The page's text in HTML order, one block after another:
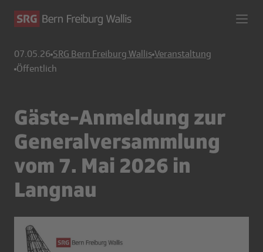
07.05.26 SRG Bern Freiburg Wallis Veranstaltung
Öffentlich
Gäste-Anmeldung zur
Generalversammlung
vom 7. Mai 2026 in
Langnau